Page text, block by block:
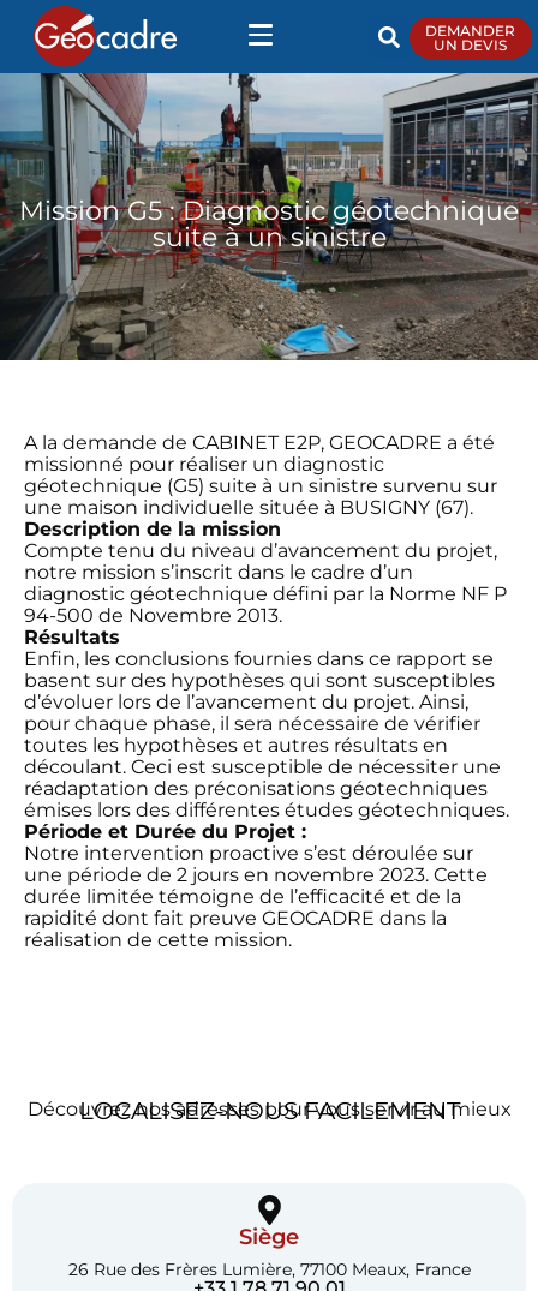
DEMANDER
UN DEVIS
Mission G5 : Diagnostic géotechnique
suite à un sinistre
A la demande de CABINET E2P, GEOCADRE a été
missionné pour réaliser un diagnostic
géotechnique (G5) suite à un sinistre survenu sur
une maison individuelle située à BUSIGNY (67).
Description de la mission
Compte tenu du niveau d’avancement du projet,
notre mission s’inscrit dans le cadre d’un
diagnostic géotechnique défini par la Norme NF P
94-500 de Novembre 2013.
Résultats
Enfin, les conclusions fournies dans ce rapport se
basent sur des hypothèses qui sont susceptibles
d’évoluer lors de l’avancement du projet. Ainsi,
pour chaque phase, il sera nécessaire de vérifier
toutes les hypothèses et autres résultats en
découlant. Ceci est susceptible de nécessiter une
réadaptation des préconisations géotechniques
émises lors des différentes études géotechniques.
Période et Durée du Projet :
Notre intervention proactive s’est déroulée sur
une période de 2 jours en novembre 2023. Cette
durée limitée témoigne de l’efficacité et de la
rapidité dont fait preuve GEOCADRE dans la
réalisation de cette mission.
LOCALISEZ-NOUS FACILEMENT
Découvrez nos adresses pour vous servir au mieux
Siège
26 Rue des Frères Lumière, 77100 Meaux, France